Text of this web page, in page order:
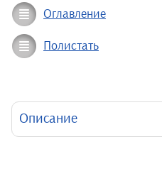
Оглавление
Полистать
Описание